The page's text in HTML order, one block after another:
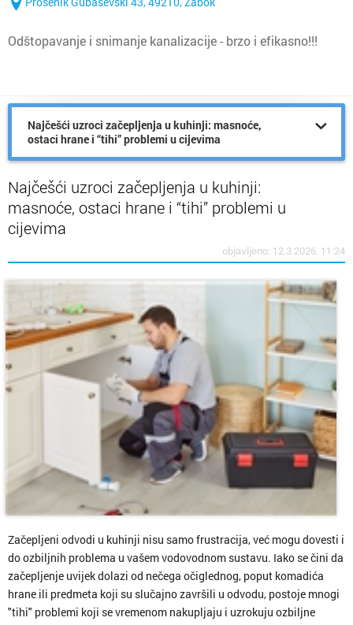
Odštopavanje i snimanje kanalizacije - brzo i efikasno!!!
Najčešći uzroci začepljenja u kuhinji: masnoće,
ostaci hrane i “tihi” problemi u cijevima
Najčešći uzroci začepljenja u kuhinji:
masnoće, ostaci hrane i “tihi” problemi u
cijevima
objavljeno: 12.3.2026. 11:24
Začepljeni odvodi u kuhinji nisu samo frustracija, već mogu dovesti i
do ozbiljnih problema u vašem vodovodnom sustavu. Iako se čini da
začepljenje uvijek dolazi od nečega očiglednog, poput komadića
hrane ili predmeta koji su slučajno završili u odvodu, postoje mnogi
"tihi" problemi koji se vremenom nakupljaju i uzrokuju ozbiljne